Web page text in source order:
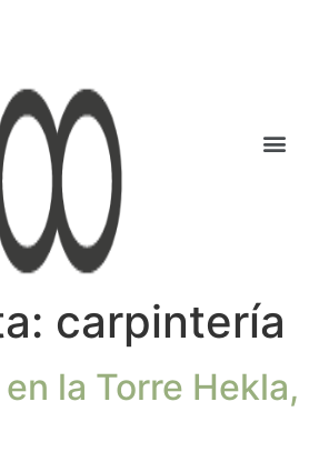
carpintería
la Torre Hekla,